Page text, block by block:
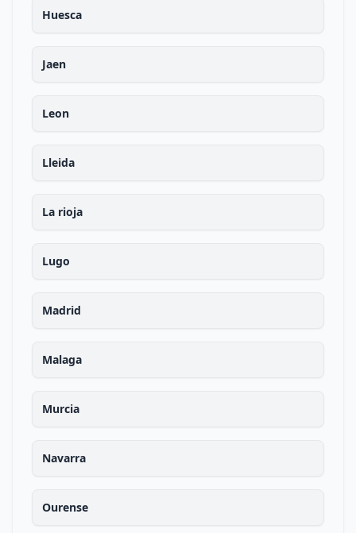
Huesca
Jaen
Leon
Lleida
La rioja
Lugo
Madrid
Malaga
Murcia
Navarra
Ourense